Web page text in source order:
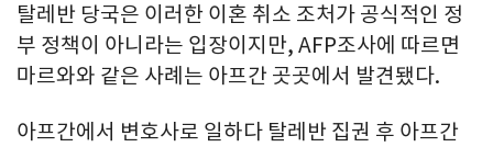
탈레반 당국은 이러한 이혼 취소 조처가 공식적인 정
부 정책이 아니라는 입장이지만, AFP조사에 따르면
마르와와 같은 사례는 아프간 곳곳에서 발견됐다.
아프간에서 변호사로 일하다 탈레반 집권 후 아프간